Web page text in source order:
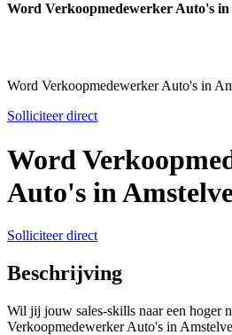
Word Verkoopmedewerker Auto's in
Word Verkoopmedewerker Auto's in
Solliciteer direct
Word
Auto's in
Solliciteer direct
Beschrijving
Wil jij jouw sales-skills naar een hoger
Verkoopmedewerker Auto's in